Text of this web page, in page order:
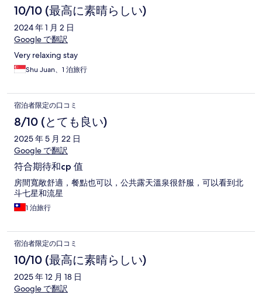
10/10 (最高に素晴らしい)
2024 年 1 月 2 日
Google で翻訳
Very relaxing stay
Shu Juan、1 泊旅行
宿泊者限定の口コミ
8/10 (とても良い)
2025 年 5 月 22 日
Google で翻訳
符合期待和cp 值
房間寬敞舒適，餐點也可以，公共露天溫泉很舒服，可以看到北
斗七星和流星
1 泊旅行
宿泊者限定の口コミ
10/10 (最高に素晴らしい)
2025 年 12 月 18 日
Google で翻訳